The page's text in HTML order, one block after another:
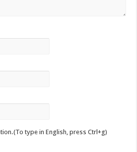
type in English, press Ctrl+g)